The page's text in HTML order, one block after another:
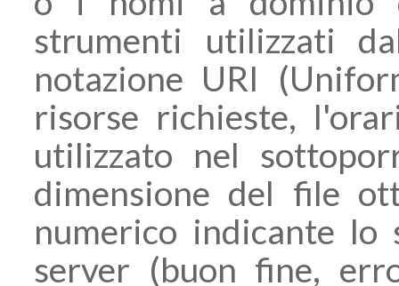
strumenti utilizzati
notazione URI
risorse richieste,
utilizzato nel
dimensione del file
numerico indicante lo
server (buon fine,